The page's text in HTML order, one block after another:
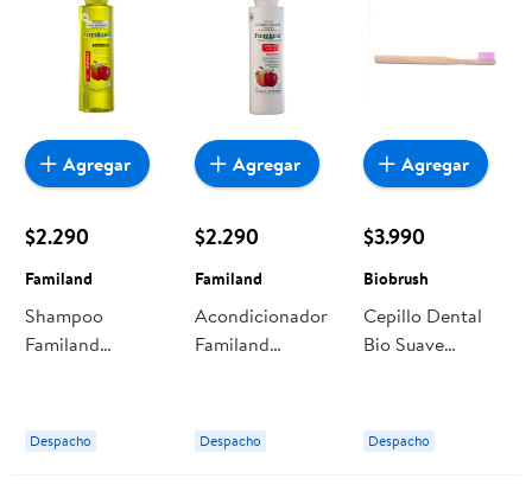
$2.290
Familand
Shampoo
Familand
Despacho
Agregar
$2.290
Familand
Acondicionador
Familand
Despacho
Agregar
$3.990
Biobrush
Cepillo Dental
Bio Suave
Despacho
Agregar